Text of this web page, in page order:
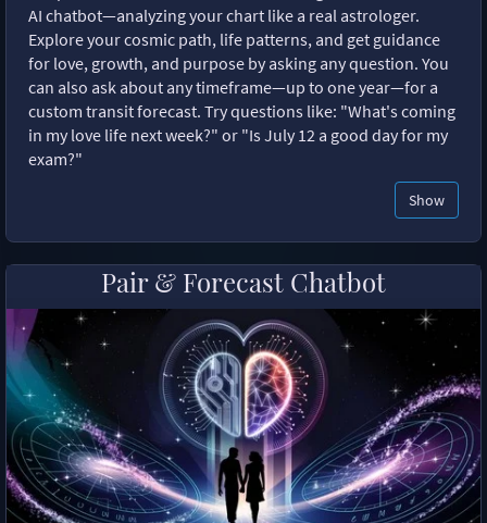
AI chatbot—analyzing your chart like a real astrologer.
Explore your cosmic path, life patterns, and get guidance
for love, growth, and purpose by asking any question. You
can also ask about any timeframe—up to one year—for a
custom transit forecast. Try questions like: "What's coming
in my love life next week?" or "Is July 12 a good day for my
exam?"
Show
Pair & Forecast Chatbot